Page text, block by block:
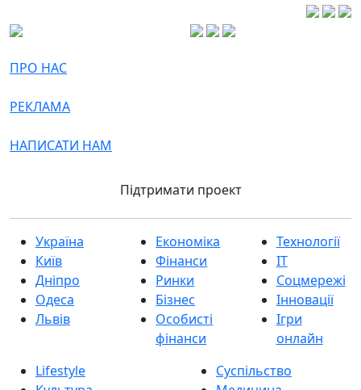
ПРО НАС
РЕКЛАМА
НАПИСАТИ НАМ
Підтримати проект
Україна
Київ
Дніпро
Одеса
Львів
Економіка
Фінанси
Ринки
Бізнес
Особисті
фінанси
Технології
IT
Соцмережі
Інновації
Ігри
онлайн
Lifestyle
Суспільство